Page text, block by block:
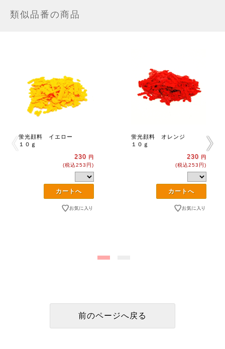
類似品番の商品
蛍光顔料 イエロー
１０ｇ
230 円
(税込253円)
蛍光顔料 オレンジ
１０ｇ
230 円
(税込253円)